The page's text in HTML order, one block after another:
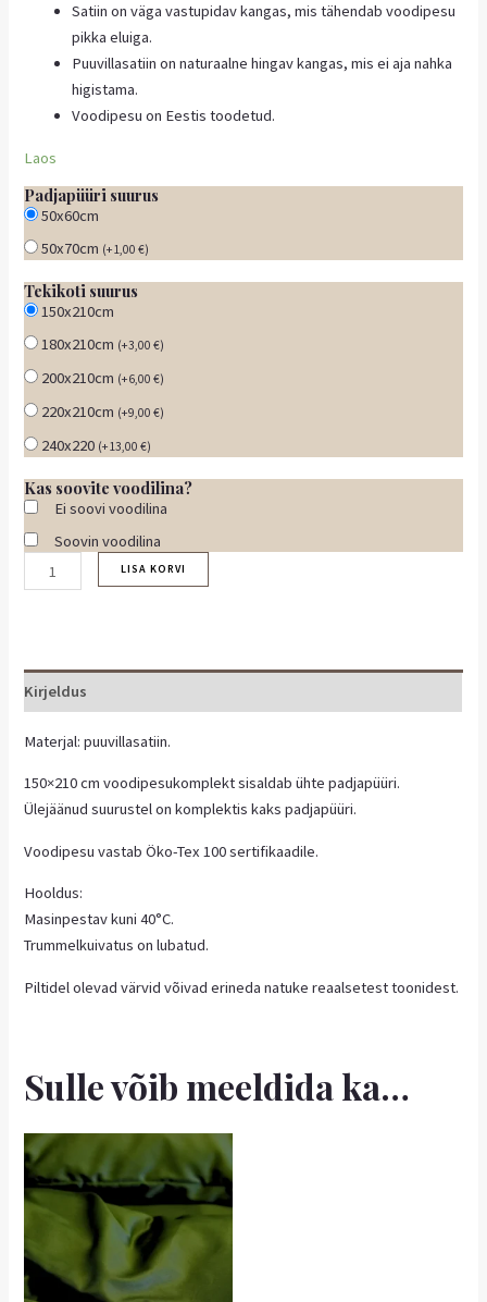
Satiin on väga vastupidav kangas, mis tähendab voodipesu
pikka eluiga.
Puuvillasatiin on naturaalne hingav kangas, mis ei aja nahka
higistama.
Voodipesu on Eestis toodetud.
Laos
Padjapüüri suurus
50x60cm
50x70cm (+1,00€)
Tekikoti suurus
150x210cm
180x210cm (+3,00€)
200x210cm (+6,00€)
220x210cm (+9,00€)
240x220 (+13,00€)
Kas soovite voodilina?
Ei soovi voodilina
Soovin voodilina
LISA KORVI
Kirjeldus
Materjal: puuvillasatiin.
150×210 cm voodipesukomplekt sisaldab ühte padjapüüri.
Ülejäänud suurustel on komplektis kaks padjapüüri.
Voodipesu vastab Öko-Tex 100 sertifikaadile.
Hooldus:
Masinpestav kuni 40°C.
Trummelkuivatus on lubatud.
Piltidel olevad värvid võivad erineda natuke reaalsetest toonidest.
Sulle võib meeldida ka…